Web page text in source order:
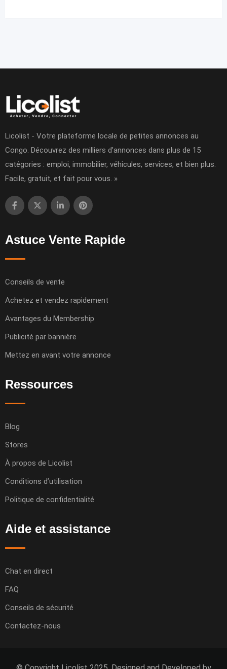
Licolist - Votre plateforme locale de petites annonces au
Congo. Découvrez des milliers d’annonces dans plus de 15
catégories : emploi, immobilier, véhicules, services, et bien plus.
Facile, gratuit, et fait pour vous. »
Astuce Vente Rapide
Conseils de vente
Achetez et vendez rapidement
Avantages du Membership
Publicité par bannière
Mettez en avant votre annonce
Ressources
Blog
Stores
À propos de Licolist
Conditions d’utilisation
Politique de confidentialité
Aide et assistance
Chat en direct
FAQ
Conseils de sécurité
Contactez-nous